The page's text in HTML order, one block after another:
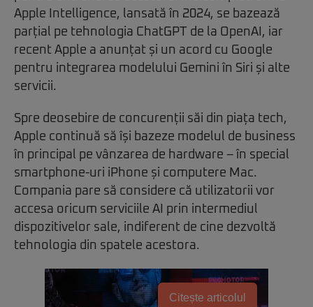
Apple Intelligence, lansată în 2024, se bazează
parțial pe tehnologia ChatGPT de la OpenAI, iar
recent Apple a anunțat și un acord cu Google
pentru integrarea modelului Gemini în Siri și alte
servicii.
Spre deosebire de concurenții săi din piața tech,
Apple continuă să își bazeze modelul de business
în principal pe vânzarea de hardware – în special
smartphone-uri iPhone și computere Mac.
Compania pare să considere că utilizatorii vor
accesa oricum serviciile AI prin intermediul
dispozitivelor sale, indiferent de cine dezvoltă
tehnologia din spatele acestora.
Citește articolul